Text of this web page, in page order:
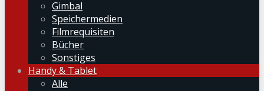
Gimbal
Speichermedien
Filmrequisiten
Bücher
Sonstiges
Handy & Tablet
Alle